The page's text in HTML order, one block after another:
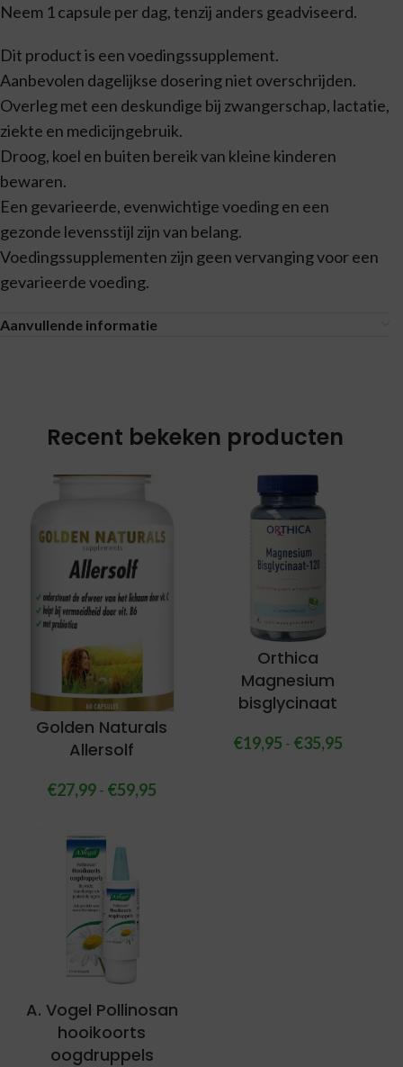
Neem 1 capsule per dag, tenzij anders geadviseerd.
Dit product is een voedingssupplement.
Aanbevolen dagelijkse dosering niet overschrijden.
Overleg met een deskundige bij zwangerschap, lactatie,
ziekte en medicijngebruik.
Droog, koel en buiten bereik van kleine kinderen
bewaren.
Een gevarieerde, evenwichtige voeding en een
gezonde levensstijl zijn van belang.
Voedingssupplementen zijn geen vervanging voor een
gevarieerde voeding.
Aanvullende informatie
Recent bekeken producten
Golden Naturals
Allersolf
€27,99- €59,95
Orthica
Magnesium
bisglycinaat
€19,95 - €35,95
A. Vogel Pollinosan
hooikoorts
oogdruppels